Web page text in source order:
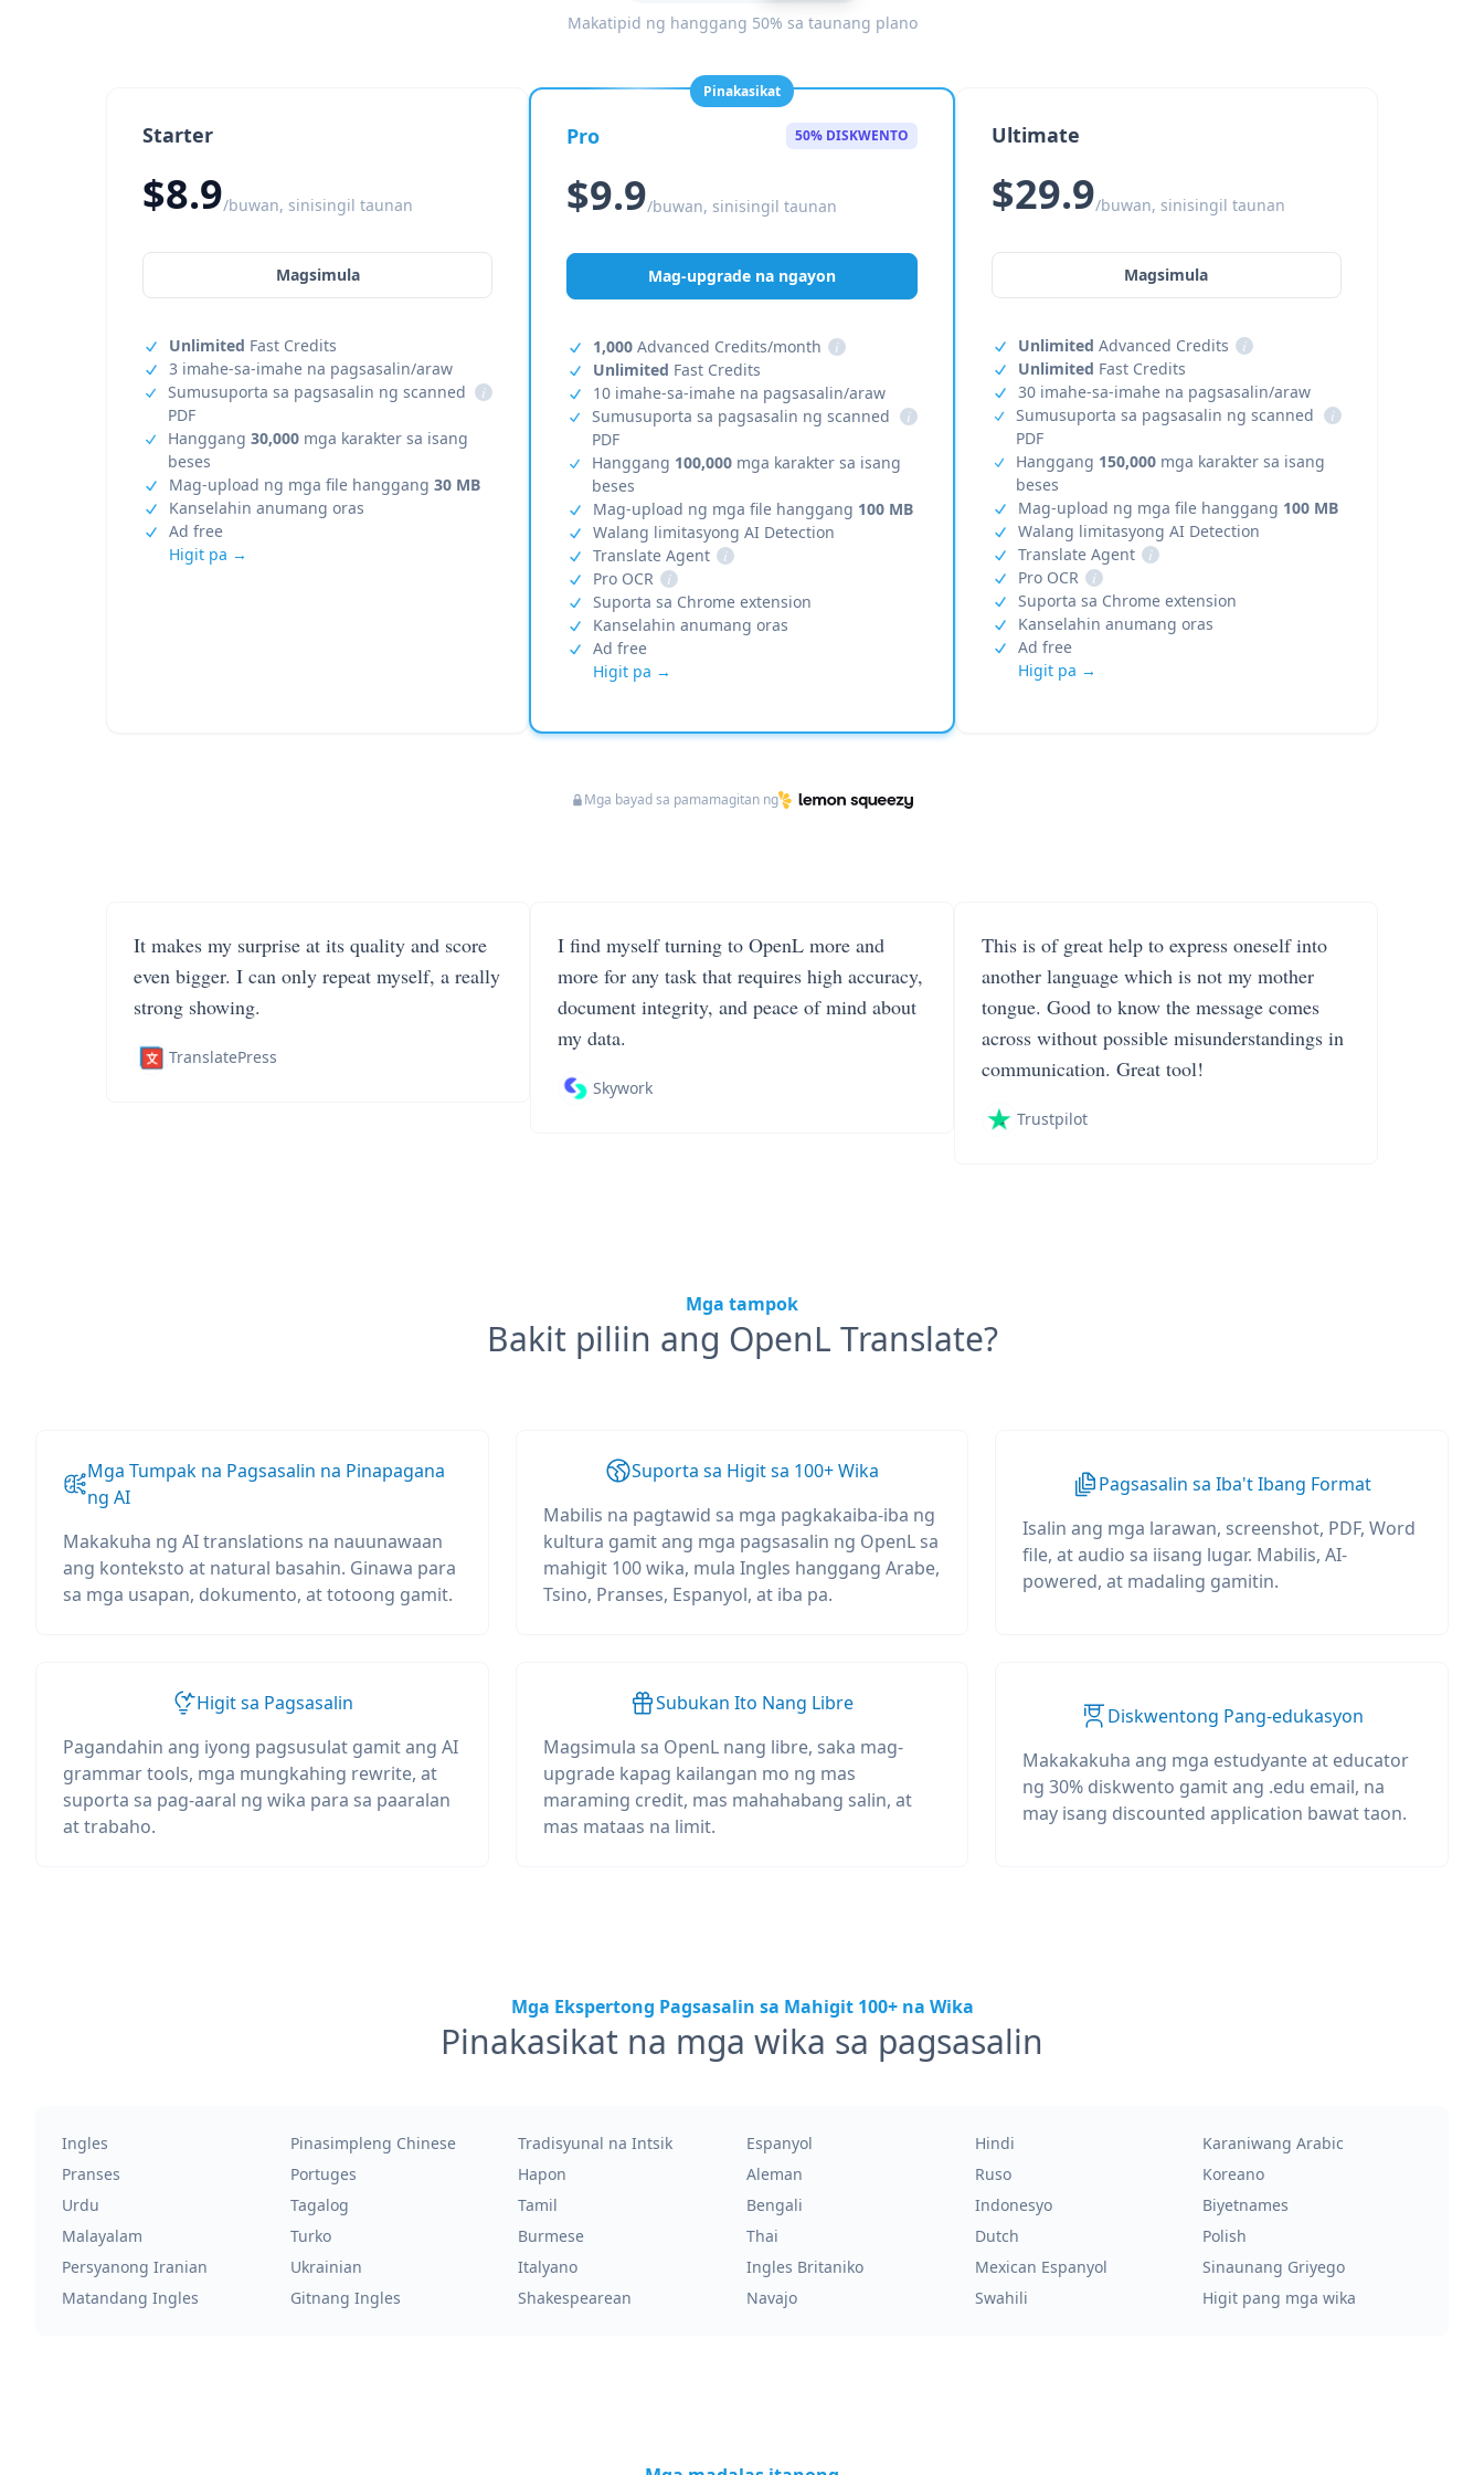
Makatipid ng hanggang 50% sa taunang plano
Starter
$8.9/buwan, sinisingil taunan
Magsimula
Unlimited Fast Credits
3 imahe-sa-imahe na pagsasalin/araw
Sumusuporta sa pagsasalin ng scanned
PDF
i
Hanggang 30,000mga karakter sa isang
beses
Mag-upload ng mga file hanggang 30 MB
Kanselahin anumang oras
Ad free
Higit pa →
Pinakasikat
Pro 50% DISKWENTO
$9.9/buwan, sinisingil taunan
Mag-upgrade na ngayon
1,000 Advanced Credits/month
i
Unlimited Fast Credits
10 imahe-sa-imahe na pagsasalin/araw
Sumusuporta sa pagsasalin ng scanned
PDF
i
Hanggang 100,000mga karakter sa isang
beses
Mag-upload ng mga file hanggang 100 MB
Walang limitasyong AI Detection
Translate Agent
i
Pro OCR
i
Suporta sa Chrome extension
Kanselahin anumang oras
Ad free
Higit pa →
Ultimate
$29.9/buwan, sinisingil taunan
Magsimula
Unlimited Advanced Credits
i
Unlimited Fast Credits
30 imahe-sa-imahe na pagsasalin/araw
Sumusuporta sa pagsasalin ng scanned
PDF
i
Hanggang 150,000 mga karakter sa isang
beses
Mag-upload ng mga file hanggang 100 MB
Walang limitasyong AI Detection
Translate Agent
i
Pro OCR
i
Suporta sa Chrome extension
Kanselahin anumang oras
Ad free
Higit pa →
Mga bayad sa pamamagitan ng
It makes my surprise at its quality and score
even bigger. I can only repeat myself, a really
strong showing.
TranslatePress
I find myself turning to OpenL more and
more for any task that requires high accuracy,
document integrity, and peace of mind about
my data.
Skywork
This is of great help to express oneself into
another language which is not my mother
tongue. Good to know the message comes
across without possible misunderstandings in
communication. Great tool!
Trustpilot
Mga tampok
Bakit piliin ang OpenL Translate?
Mga Tumpak na Pagsasalin na Pinapagana
ng AI
Makakuha ng AI translations na nauunawaan
ang konteksto at natural basahin. Ginawa para
sa mga usapan, dokumento, at totoong gamit.
Suporta sa Higit sa 100+ Wika
Mabilis na pagtawid sa mga pagkakaiba-iba ng
kultura gamit ang mga pagsasalin ng OpenL sa
mahigit 100 wika, mula Ingles hanggang Arabe,
Tsino, Pranses, Espanyol, at iba pa.
Pagsasalin sa Iba't Ibang Format
Isalin ang mga larawan, screenshot, PDF, Word
file, at audio sa iisang lugar. Mabilis, AI-
powered, at madaling gamitin.
Higit sa Pagsasalin
Pagandahin ang iyong pagsusulat gamit ang AI
grammar tools, mga mungkahing rewrite, at
suporta sa pag-aaral ng wika para sa paaralan
at trabaho.
Subukan Ito Nang Libre
Magsimula sa OpenL nang libre, saka mag-
upgrade kapag kailangan mo ng mas
maraming credit, mas mahahabang salin, at
mas mataas na limit.
Diskwentong Pang-edukasyon
Makakakuha ang mga estudyante at educator
ng 30% diskwento gamit ang .edu email, na
may isang discounted application bawat taon.
Mga Ekspertong Pagsasalin sa Mahigit 100+ na Wika
Pinakasikat na mga wika sa pagsasalin
Ingles Pinasimpleng Chinese Tradisyunal na Intsik Espanyol Hindi
Karaniwang Arabic
Pranses
Portuges Hapon Aleman Ruso
Koreano
Urdu
Tagalog Tamil Bengali Indonesyo
Biyetnames
Malayalam
Turko Burmese Thai Dutch
Polish
Persyanong Iranian
Ukrainian Italyano Ingles Britaniko Mexican Espanyol
Sinaunang Griyego
Matandang Ingles
Gitnang Ingles Shakespearean Navajo Swahili Higit pang mga wika